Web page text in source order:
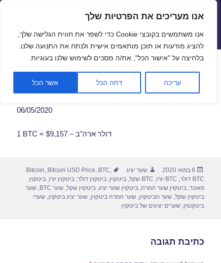
פתח
אנו מעריכים את הפרטיות שלך
אנו משתמשים בקובצי Cookie כדי לשפר את חווית הגלישה שלך,
להציג מודעות או תוכן מותאמים אישית ולנתח את התנועה שלנו.
בלחיצה על "אישור הכל", את/ה מסכים לשימוש שלנו בעוגיות.
עריכה דחה הכל אשר הכל
שערי חליפין יציגים – שער יציג
תפריטים
ווידג'טים
שער ביטקוין לתאריך 06/05/2020
06/05/2020
1 BTC = $9,157 – דולר ארה"ב
פורסם
בתאריך
6 במאי 2020 מחבר
שער יציג תגיות Bitcoin, Bitcoin USD Price, BTC,
BTC דולר
, BTC יורו , BTC שקל ,ביטקוין,ביטקוין דולר,ביטקוין יורו,ביטקוין
פאונד,ביטקוין שער המרה,ביטקוין שער יציג,ביטקוין שקל,שער BTC ,שער
ביטקוין שקל,שער הביטקוין,שער המרה ביטקוין,שער יציג ביטקוין,שערי
ביטקטוין,שערים יציגים של ביטקוין
כתיבת תגובה